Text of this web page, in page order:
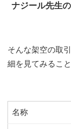
ナジール先生
そんな架空の取
細を見てみるこ
名称